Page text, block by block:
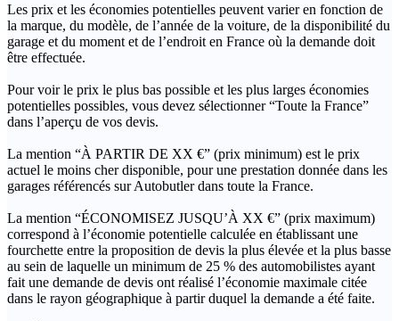
Les prix et les économies potentielles peuvent varier en fonction de
la marque, du modèle, de l’année de la voiture, de la disponibilité du
garage et du moment et de l’endroit en France où la demande doit
être effectuée.
Pour voir le prix le plus bas possible et les plus larges économies
potentielles possibles, vous devez sélectionner “Toute la France”
dans l’aperçu de vos devis.
La mention “À PARTIR DE XX €” (prix minimum) est le prix
actuel le moins cher disponible, pour une prestation donnée dans les
garages référencés sur Autobutler dans toute la France.
La mention “ÉCONOMISEZ JUSQU’À XX €” (prix maximum)
correspond à l’économie potentielle calculée en établissant une
fourchette entre la proposition de devis la plus élevée et la plus basse
au sein de laquelle un minimum de 25 % des automobilistes ayant
fait une demande de devis ont réalisé l’économie maximale citée
dans le rayon géographique à partir duquel la demande a été faite.